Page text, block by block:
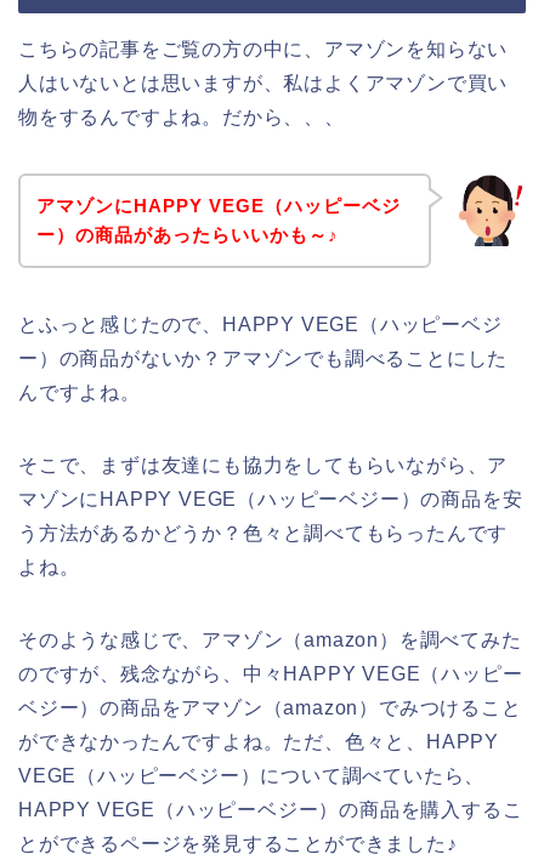
こちらの記事をご覧の方の中に、アマゾンを知らない
人はいないとは思いますが、私はよくアマゾンで買い
物をするんですよね。だから、、、
アマゾンにHAPPY VEGE（ハッピーベジ
ー）の商品があったらいいかも～♪
とふっと感じたので、HAPPY VEGE（ハッピーベジ
ー）の商品がないか？アマゾンでも調べることにした
んですよね。
そこで、まずは友達にも協力をしてもらいながら、ア
マゾンにHAPPY VEGE（ハッピーベジー）の商品を安
う方法があるかどうか？色々と調べてもらったんです
よね。
そのような感じで、アマゾン（amazon）を調べてみた
のですが、残念ながら、中々HAPPY VEGE（ハッピー
ベジー）の商品をアマゾン（amazon）でみつけること
ができなかったんですよね。ただ、色々と、HAPPY
VEGE（ハッピーベジー）について調べていたら、
HAPPY VEGE（ハッピーベジー）の商品を購入するこ
とができるページを発見することができました♪